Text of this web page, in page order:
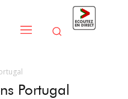
Portugal